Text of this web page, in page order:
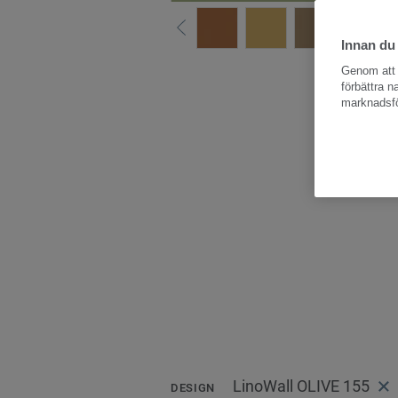
Hela
DESIGN LinoWall OLIVE 155
Innan
Genom
förbättra